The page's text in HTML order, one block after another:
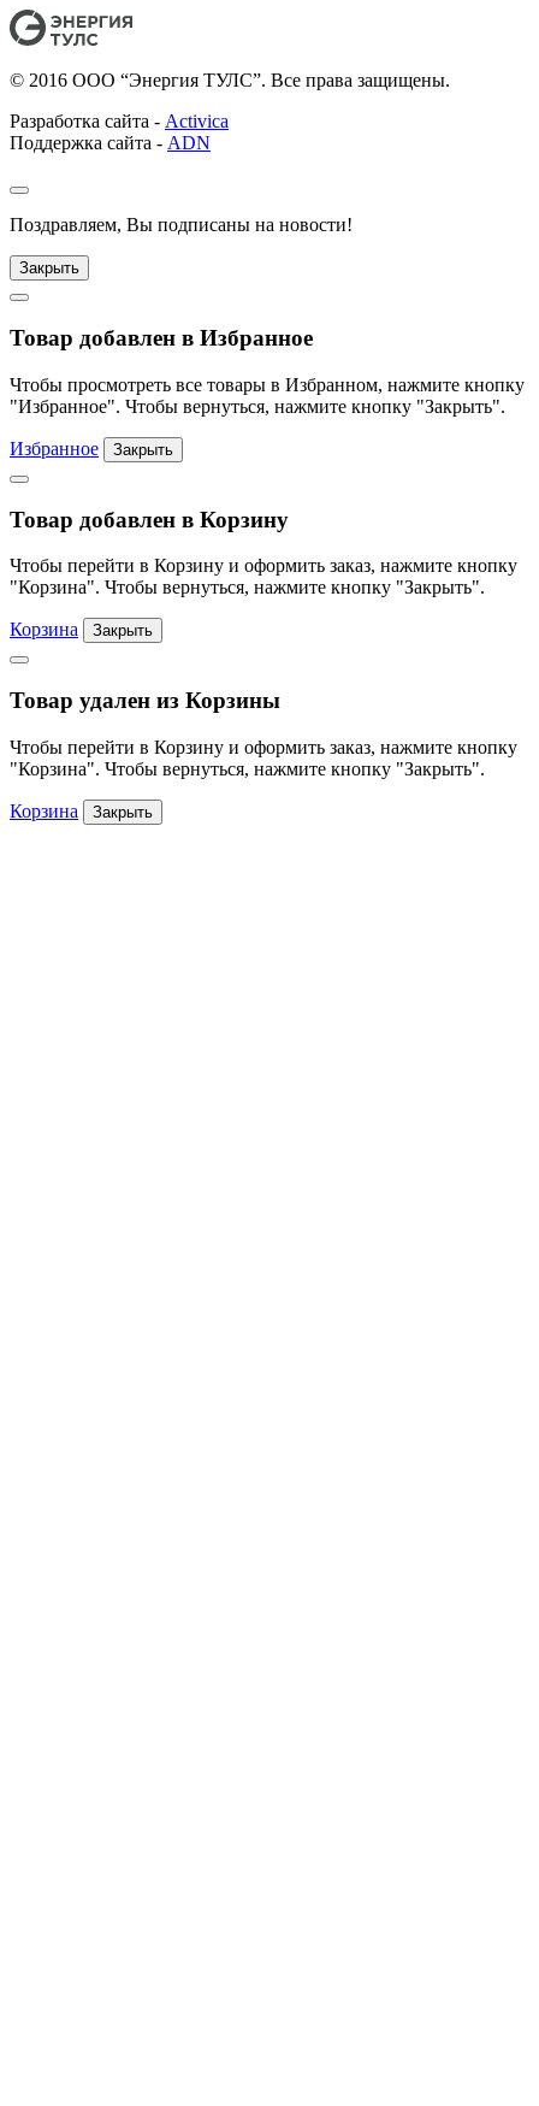
© 2016 ООО “Энергия ТУЛС”. Все права защищены.
Разработка сайта - Activica
Поддержка сайта - ADN
Поздравляем, Вы подписаны на новости!
Закрыть
Товар добавлен в Избранное
Чтобы просмотреть все товары в Избранном, нажмите кнопку
"Избранное". Чтобы вернуться, нажмите кнопку "Закрыть".
Избранное Закрыть
Товар добавлен в Корзину
Чтобы перейти в Корзину и оформить заказ, нажмите кнопку
"Корзина". Чтобы вернуться, нажмите кнопку "Закрыть".
Корзина Закрыть
Товар удален из Корзины
Чтобы перейти в Корзину и оформить заказ, нажмите кнопку
"Корзина". Чтобы вернуться, нажмите кнопку "Закрыть".
Корзина Закрыть